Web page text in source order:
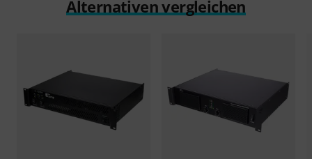
Alternativen vergleichen